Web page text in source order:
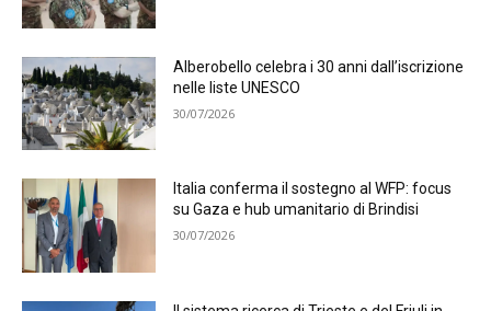
Alberobello celebra i 30 anni dall’iscrizione
nelle liste UNESCO
30/07/2026
Italia conferma il sostegno al WFP: focus
su Gaza e hub umanitario di Brindisi
30/07/2026